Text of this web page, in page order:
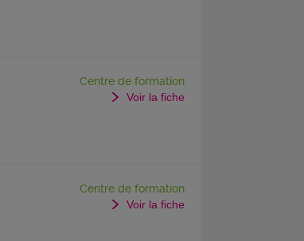
Centre de formation
Voir la fiche
Centre de formation
Voir la fiche